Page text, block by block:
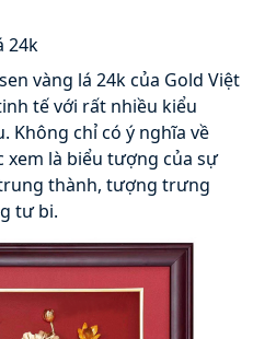
24k
vàng lá 24k của Gold Việt
tế với rất nhiều kiểu
Không chỉ có ý nghĩa về
xem là biểu tượng của sự
thành, tượng trưng
tư bi.